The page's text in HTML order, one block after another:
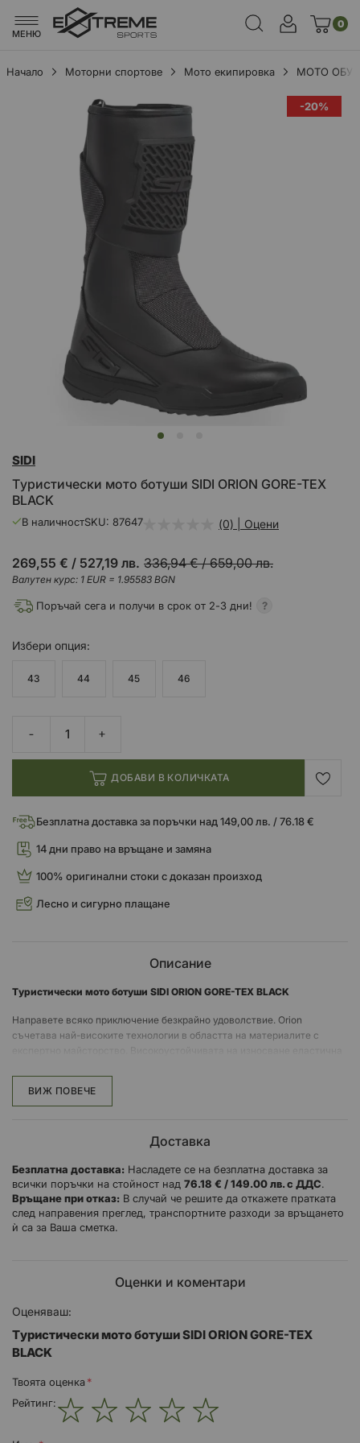
МЕНЮ
0
Начало Моторни спортове Мото екипировка МОТО
-20%
изображенията
към
на
галерия
със
Tуристически мото ботуши SIDI ORION GORE-TEX
BLACK
SIDI
В наличностSKU 87647 (0) | Оцени
269,55 € / 527,19 лв. 336,94 €/659,00 лв.
Валутен курс: 1 EUR = 1.95583 BGN
Поръчай сега и получи в срок от 2-3 дни!
Избери опция
43 44 45 46
ДОБАВИ В КОЛИЧКАТА
Безплатна доставка за поръчки над 149,00 лв. / 76.18 €
14 дни право на връщане и замяна
100% оригинални стоки с доказан произход
Лесно и сигурно плащане
Описание
Tуристически мото ботуши SIDI ORION GORE-TEX BLACK
Направете всяко приключение безкрайно удоволствие. Orion
съчетава най-високите технологии в областта на материалите с
инжектирана хипер материя за естествена гъвкавост и пълна
безопасност. Големият ергономичен TPU и найлоновата част на
събира над 50 години опит в състезанията и карането по улиците с
удобна при всякаква разходка и както винаги при Sidi, издръжлива.
ВИЖ ПОВЕЧЕ
Доставка
Безплатна доставка: Насладете се на безплатна доставка за
всички поръчки на стойност над 76.18 € / 149.00 лв. с ДДС.
Връщане при отказ: В случай че решите да откажете пратката
след направения преглед, транспортните разходи за връщането
ѝ са за Ваша сметка.
Оценки и коментари
Оценяваш:
Tуристически мото ботуши SIDI ORION GORE-TEX
BLACK
Твоята оценка
Рейтинг: